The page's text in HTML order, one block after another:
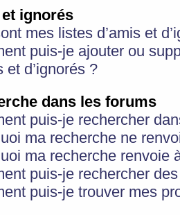
ignorés
mes listes d’amis et
puis-je ajouter ou
et d’ignorés ?
dans les forums
puis-je rechercher
ma recherche ne
ma recherche renvoie
puis-je rechercher
puis-je trouver mes